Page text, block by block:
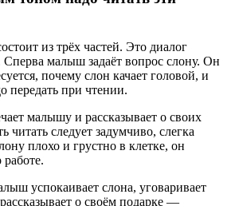
из трёх частей. Это диалог
малыш задаёт вопрос слону. Он
почему слон качает головой, и
передать при чтении.
малышу и рассказывает о своих
читать следует задумчиво, слегка
плохо и грустно в клетке, он
работе.
успокаивает слона, уговаривает
о своём подарке —